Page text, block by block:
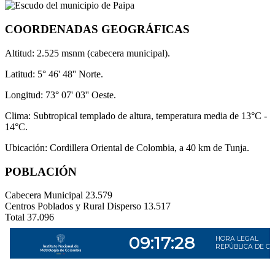
COORDENADAS GEOGRÁFICAS
Altitud: 2.525 msnm (cabecera municipal).
Latitud: 5° 46' 48'' Norte.
Longitud: 73° 07' 03'' Oeste.
Clima: Subtropical templado de altura, temperatura media de 13°C -
14°C.
Ubicación: Cordillera Oriental de Colombia, a 40 km de Tunja.
POBLACIÓN
Cabecera Municipal 23.579
Centros Poblados y Rural Disperso 13.517
Total 37.096